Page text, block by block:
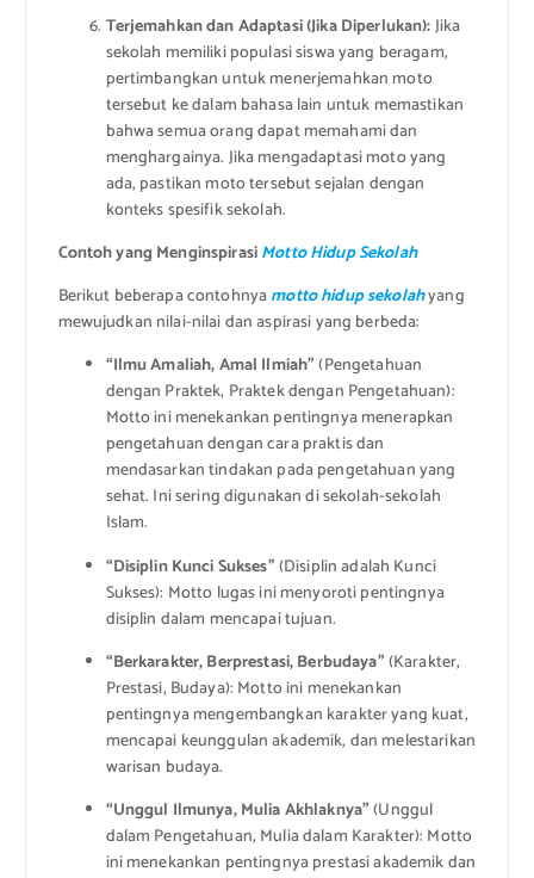
Terjemahkan dan Adaptasi (Jika Diperlukan):Jika
sekolah memiliki populasi siswa yang beragam,
pertimbangkan untuk menerjemahkan moto
tersebut ke dalam bahasa lain untuk memastikan
bahwa semua orang dapat memahami dan
menghargainya. Jika mengadaptasi moto yang
ada, pastikan moto tersebut sejalan dengan
konteks spesifik sekolah.
Contoh yang MenginspirasiMotto Hidup Sekolah
Berikut beberapa contohnyamotto hidup sekolahyang
mewujudkan nilai-nilai dan aspirasi yang berbeda:
“Ilmu Amaliah, Amal Ilmiah”(Pengetahuan
dengan Praktek, Praktek dengan Pengetahuan):
Motto ini menekankan pentingnya menerapkan
pengetahuan dengan cara praktis dan
mendasarkan tindakan pada pengetahuan yang
sehat. Ini sering digunakan di sekolah-sekolah
Islam.
“Disiplin Kunci Sukses”(Disiplin adalah Kunci
Sukses): Motto lugas ini menyoroti pentingnya
disiplin dalam mencapai tujuan.
“Berkarakter, Berprestasi, Berbudaya”(Karakter,
Prestasi, Budaya): Motto ini menekankan
pentingnya mengembangkan karakter yang kuat,
mencapai keunggulan akademik, dan melestarikan
warisan budaya.
“Unggul Ilmunya, Mulia Akhlaknya”(Unggul
dalam Pengetahuan, Mulia dalam Karakter): Motto
ini menekankan pentingnya prestasi akademik dan